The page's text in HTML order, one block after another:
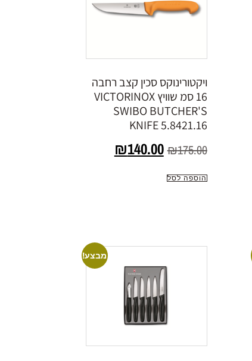
ויקטורינוקס סכין קצב רחבה
16 סמ שוויץ VICTORINOX
SWIBO BUTCHER'S
KNIFE 5.8421.16
₪175.00
₪140.00
הוספה לסל
מבצע!